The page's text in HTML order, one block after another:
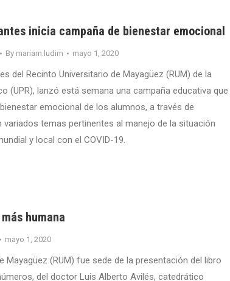
inicia campaña de bienestar emocional
By mariam.ludim mayo 1, 2020
del Recinto Universitario de Mayagüez (RUM) de la
(UPR), lanzó está semana una campaña educativa que
emocional de los alumnos, a través de
temas pertinentes al manejo de la situación
y local con el COVID-19.
humana
mayo 1, 2020
Mayagüez (RUM) fue sede de la presentación del libro
del doctor Luis Alberto Avilés, catedrático